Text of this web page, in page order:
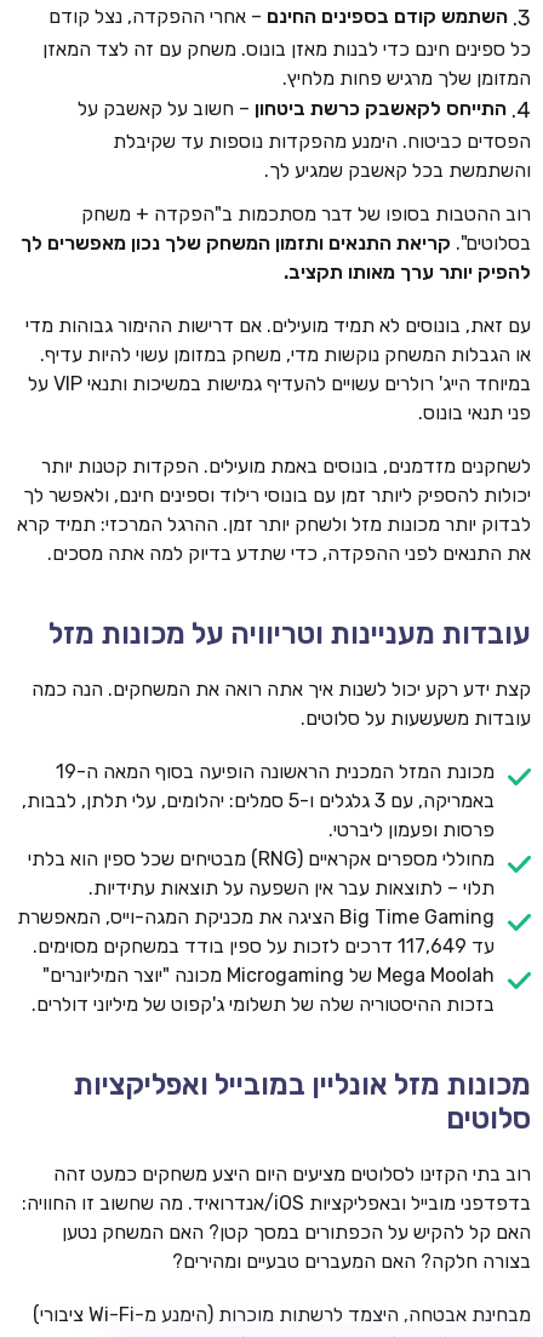
TSARS
חבילת קבלת פנים: בונוס 100% עד 300€ + 100 ספיני בונוס על
CASOO
חדשים
ROYSPINS
חינם על ההפקדות הראשונות
השתמש קודם בספינים החינם – אחרי ההפקדה, נצל קודם
כל ספינים חינם כדי לבנות מאזן בונוס. משחק עם זה לצד המאזן
המזומן שלך מרגיש פחות מלחיץ.
התייחס לקאשבק כרשת ביטחון – חשוב על קאשבק על
הפסדים כביטוח. הימנע מהפקדות נוספות עד שקיבלת
והשתמשת בכל קאשבק שמגיע לך.
רוב ההטבות בסופו של דבר מסתכמות ב"הפקדה + משחק
בסלוטים". קריאת התנאים ותזמון המשחק שלך נכון מאפשרים לך
להפיק יותר ערך מאותו תקציב.
עם זאת, בונוסים לא תמיד מועילים. אם דרישות ההימור גבוהות מדי
או הגבלות המשחק נוקשות מדי, משחק במזומן עשוי להיות עדיף.
במיוחד הייג' רולרים עשויים להעדיף גמישות במשיכות ותנאי VIP על
פני תנאי בונוס.
לשחקנים מזדמנים, בונוסים באמת מועילים. הפקדות קטנות יותר
יכולות להספיק ליותר זמן עם בונוסי רילוד וספינים חינם, ולאפשר לך
לבדוק יותר מכונות מזל ולשחק יותר זמן. ההרגל המרכזי: תמיד קרא
את התנאים לפני ההפקדה, כדי שתדע בדיוק למה אתה מסכים.
עובדות מעניינות וטריוויה על מכונות מזל
קצת ידע רקע יכול לשנות איך אתה רואה את המשחקים. הנה כמה
עובדות משעשעות על סלוטים.
מכונת המזל המכנית הראשונה הופיעה בסוף המאה ה-19
באמריקה, עם 3 גלגלים ו-5 סמלים: יהלומים, עלי תלתן, לבבות,
פרסות ופעמון ליברטי.
מחוללי מספרים אקראיים (RNG) מבטיחים שכל ספין הוא בלתי
תלוי – לתוצאות עבר אין השפעה על תוצאות עתידיות.
Big Time Gaming הציגה את מכניקת המגה-וייס, המאפשרת
עד 117,649 דרכים לזכות על ספין בודד במשחקים מסוימים.
Mega Moolah של Microgaming מכונה "יוצר המיליונרים"
בזכות ההיסטוריה שלה של תשלומי ג'קפוט של מיליוני דולרים.
מכונות מזל אונליין במובייל ואפליקציות
סלוטים
רוב בתי הקזינו לסלוטים מציעים היום היצע משחקים כמעט זהה
בדפדפני מובייל ובאפליקציות iOS/אנדרואיד. מה שחשוב זו החוויה:
האם קל להקיש על הכפתורים במסך קטן? האם המשחק נטען
בצורה חלקה? האם המעברים טבעיים ומהירים?
מבחינת אבטחה, היצמד לרשתות מוכרות (הימנע מ-Wi-Fi ציבורי)